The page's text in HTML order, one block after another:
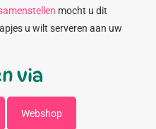
mocht u dit
u wilt serveren aan uw
via
Webshop